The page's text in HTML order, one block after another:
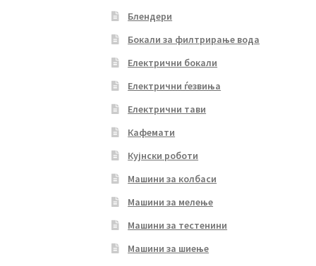
Блендери
Бокали за филтрирање вода
Електрични бокали
Електрични ѓезвиња
Електрични тави
Кафемати
Кујнски роботи
Машини за колбаси
Машини за мелење
Машини за тестенини
Машини за шиење